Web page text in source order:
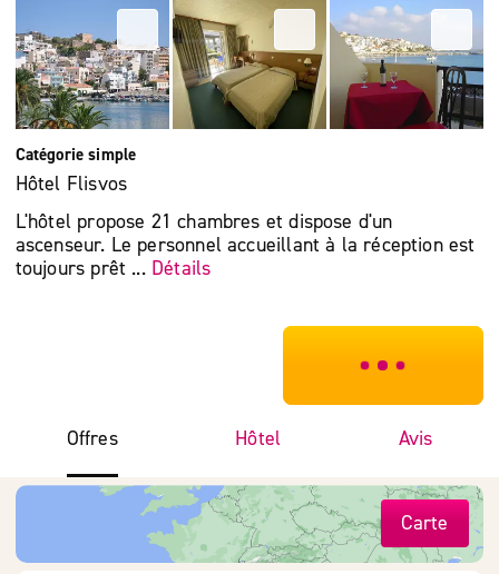
Catégorie simple
Hôtel Flisvos
L'hôtel propose 21 chambres et dispose d'un
ascenseur. Le personnel accueillant à la réception est
toujours prêt ... Détails
***************
Offres Hôtel Avis
Carte